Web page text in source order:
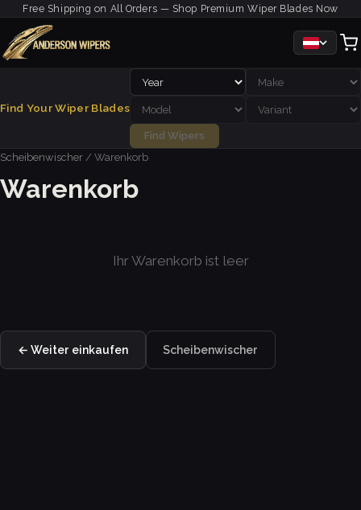
Free Shipping on All Orders — Shop Premium Wiper Blades Now
Find Your Wiper Blades
Find Wipers
Scheibenwischer / Warenkorb
Warenkorb
Ihr Warenkorb ist leer
← Weiter einkaufen Scheibenwischer